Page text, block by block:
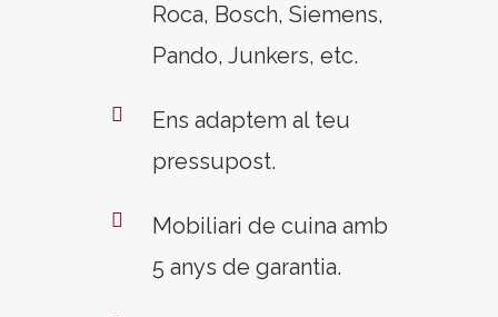
Roca, Bosch, Siemens,
Pando, Junkers, etc.
Ens adaptem al teu
pressupost.
Mobiliari de cuina amb
5 anys de garantia.